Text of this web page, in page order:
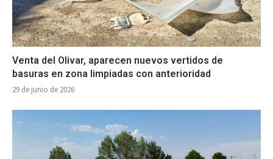
Venta del Olivar, aparecen nuevos vertidos de
basuras en zona limpiadas con anterioridad
29 de junio de 2026